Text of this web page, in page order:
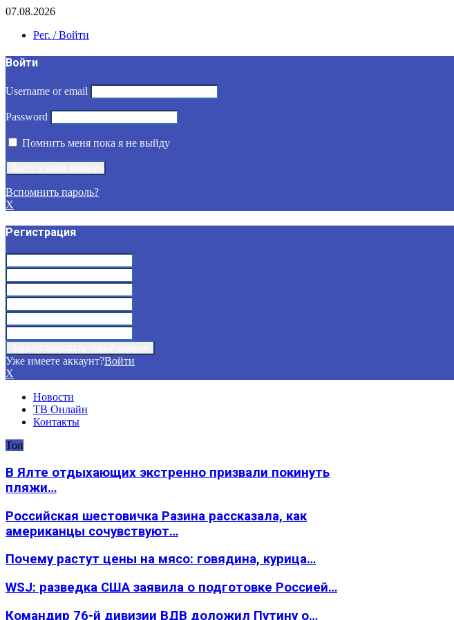
07.08.2026
Рег. / Войти
Войти
Username or email
Password
Помнить меня пока я не выйду
Вспомнить пароль?
X
Регистрация
Уже имеете аккаунт?Войти
X
Новости
ТВ Онлайн
Контакты
Топ
В Ялте отдыхающих экстренно призвали покинуть
пляжи…
Российская шестовичка Разина рассказала, как
американцы сочувствуют…
Почему растут цены на мясо: говядина, курица…
WSJ: разведка США заявила о подготовке Россией…
Командир 76-й дивизии ВДВ доложил Путину о…